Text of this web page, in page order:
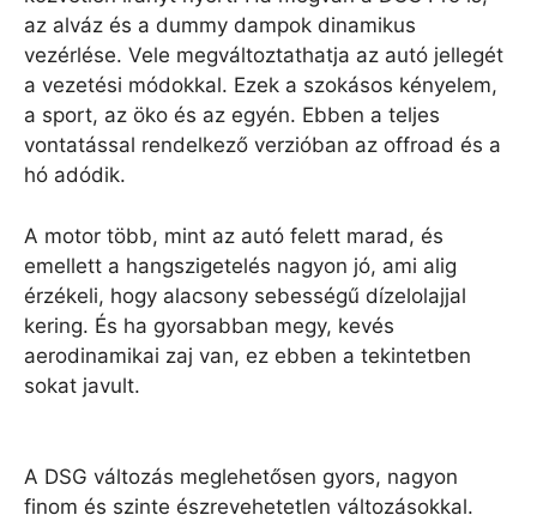
az alváz és a dummy dampok dinamikus
vezérlése. Vele megváltoztathatja az autó jellegét
a vezetési módokkal. Ezek a szokásos kényelem,
a sport, az öko és az egyén. Ebben a teljes
vontatással rendelkező verzióban az offroad és a
hó adódik.
A motor több, mint az autó felett marad, és
emellett a hangszigetelés nagyon jó, ami alig
érzékeli, hogy alacsony sebességű dízelolajjal
kering. És ha gyorsabban megy, kevés
aerodinamikai zaj van, ez ebben a tekintetben
sokat javult.
A DSG változás meglehetősen gyors, nagyon
finom és szinte észrevehetetlen változásokkal.